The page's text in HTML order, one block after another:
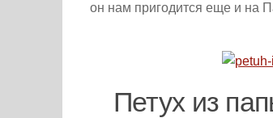
он нам пригодится еще и на
Петух из